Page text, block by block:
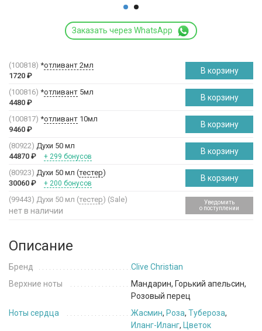
Заказать через WhatsApp
(100818) *отливант 2мл
1720 ₽
В корзину
(100816) *отливант 5мл
4480 ₽
В корзину
(100817) *отливант 10мл
9460 ₽
В корзину
(80922) Духи 50 мл
44870 ₽ + 299 бонусов
В корзину
(80923) Духи 50 мл (тестер)
30060 ₽ + 200 бонусов
В корзину
(99443) Духи 50 мл (тестер) (Sale)
нет в наличии
Уведомить
о поступлении
Описание
Бренд
Clive Christian
Верхние ноты
Мандарин, Горький апельсин,
Розовый перец
Ноты сердца
Жасмин, Роза, Тубероза,
Иланг-Иланг, Цветок